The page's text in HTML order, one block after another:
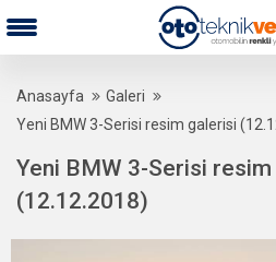
Anasayfa
Galeri
Yeni BMW 3-Serisi resim galerisi
Yeni BMW 3-Serisi
(12.12.2018)